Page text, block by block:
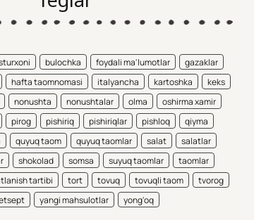
bulochka foydali ma'lumotlar
gazaklar
hafta taomnomasi italyancha kartoshka
keks
nonushta nonushtalar olma
oshirma xamir
pirog pishiriq pishiriqlar pishloq
qiyma
quyuq taom quyuq taomlar salat
salatlar
shokolad somsa suyuq taomlar
taomlar
tartibi tort tovuq tovuqli taom
tvorog
yangi mahsulotlar yong'oq